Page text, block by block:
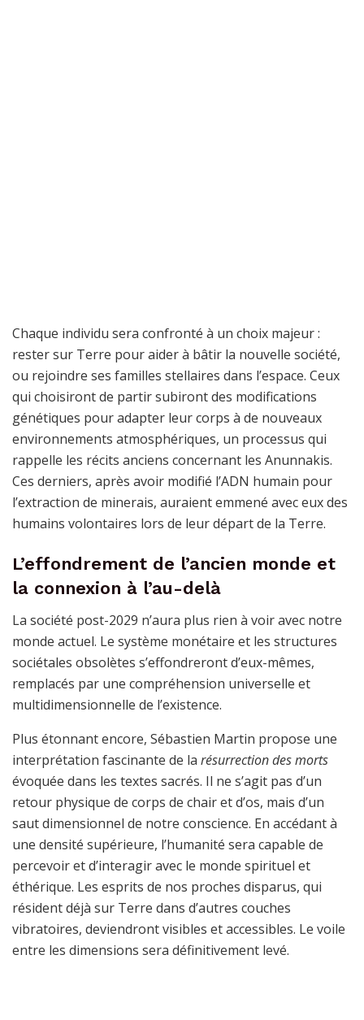
Chaque individu sera confronté à un choix majeur :
rester sur Terre pour aider à bâtir la nouvelle société,
ou rejoindre ses familles stellaires dans l’espace. Ceux
qui choisiront de partir subiront des modifications
génétiques pour adapter leur corps à de nouveaux
environnements atmosphériques, un processus qui
rappelle les récits anciens concernant les Anunnakis.
Ces derniers, après avoir modifié l’ADN humain pour
l’extraction de minerais, auraient emmené avec eux des
humains volontaires lors de leur départ de la Terre.
L’effondrement de l’ancien monde et
la connexion à l’au-delà
La société post-2029 n’aura plus rien à voir avec notre
monde actuel. Le système monétaire et les structures
sociétales obsolètes s’effondreront d’eux-mêmes,
remplacés par une compréhension universelle et
multidimensionnelle de l’existence.
Plus étonnant encore, Sébastien Martin propose une
interprétation fascinante de la résurrection des morts
évoquée dans les textes sacrés. Il ne s’agit pas d’un
retour physique de corps de chair et d’os, mais d’un
saut dimensionnel de notre conscience. En accédant à
une densité supérieure, l’humanité sera capable de
percevoir et d’interagir avec le monde spirituel et
éthérique. Les esprits de nos proches disparus, qui
résident déjà sur Terre dans d’autres couches
vibratoires, deviendront visibles et accessibles. Le voile
entre les dimensions sera définitivement levé.